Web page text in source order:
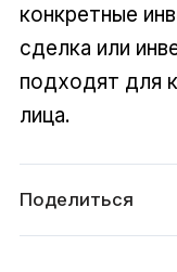
конкретные
сделка или
подходят для
лица.
Поделиться